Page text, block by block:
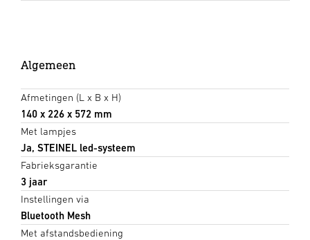
Algemeen
Afmetingen (L x B x H)
140 x 226 x 572 mm
Met lampjes
Ja, STEINEL led-systeem
Fabrieksgarantie
3 jaar
Instellingen via
Bluetooth Mesh
Met afstandsbediening